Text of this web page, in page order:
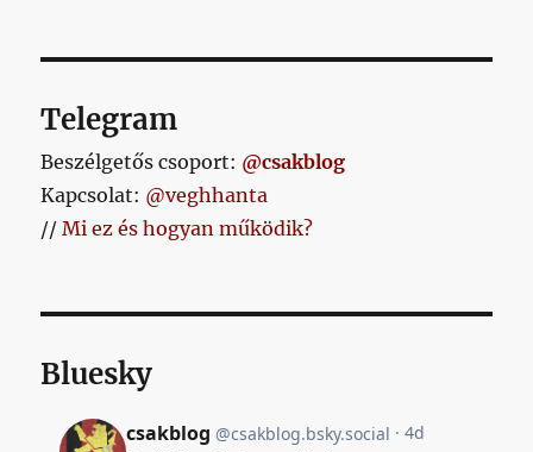
Telegram
Beszélgetős csoport: @csakblog
Kapcsolat: @veghhanta
//Mi ez és hogyan működik?
Bluesky